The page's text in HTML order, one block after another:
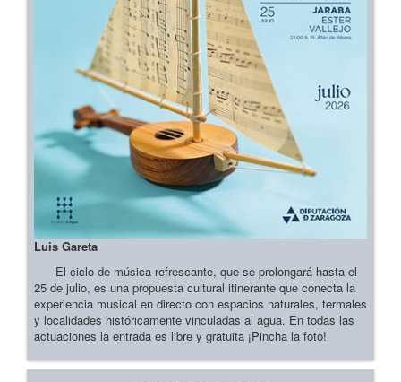
Luis Gareta
El ciclo de música refrescante, que se prolongará hasta el
25 de julio, es una propuesta cultural itinerante que conecta la
experiencia musical en directo con espacios naturales, termales
y localidades históricamente vinculadas al agua. En todas las
actuaciones la entrada es libre y gratuita ¡Pincha la foto!